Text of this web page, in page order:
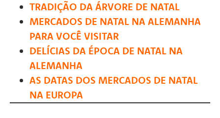
TRADIÇÃO DA ÁRVORE DE NATAL
MERCADOS DE NATAL NA ALEMANHA
PARA VOCÊ VISITAR
DELÍCIAS DA ÉPOCA DE NATAL NA
ALEMANHA
AS DATAS DOS MERCADOS DE NATAL
NA EUROPA